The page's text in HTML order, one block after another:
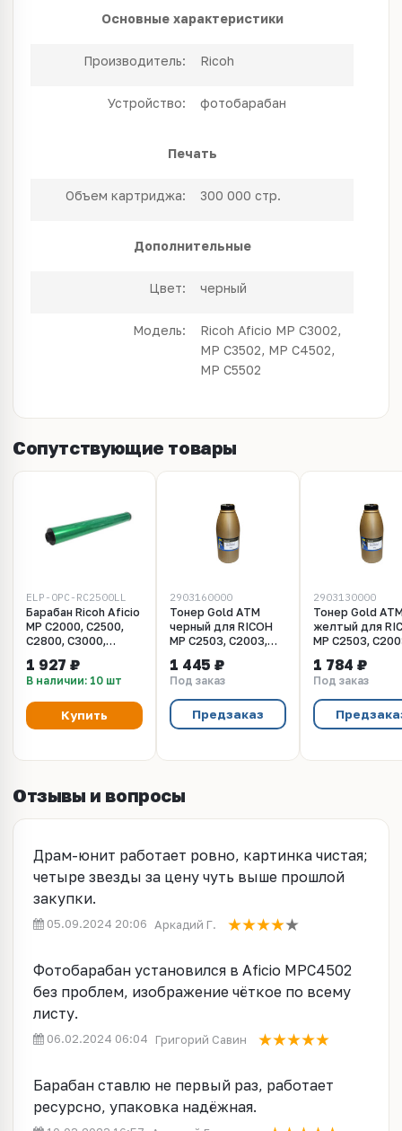
Основные характеристики
Производитель: Ricoh
Устройство: фотобарабан
Печать
Объем картриджа: 300 000 стр.
Дополнительные
Цвет: черный
Модель:
Ricoh Aficio MP C3002,
MP C3502, MP C4502,
MP C5502
Сопутствующие товары
ELP-OPC-RC2500LL
Барабан Ricoh Aficio
MP C2000, C2500,
C2800, C3000,
C5000, C3500,
C4500, C3001,
C3501, C3002,
C3502, C4501, C5501,
C4502, C5502, SP
1 927 ₽
В наличии: 10 шт
Купить
2903160000
Тонер Gold ATM
черный для RICOH
MP C2503, C2003,
C2504. Вес 350 гр.,
15K
1 445 ₽
Под заказ
Предзаказ
2903130000
Тонер Gold
желтый для
MP C2503,
C2504. Вес 270
9,5K
1 784 ₽
Под заказ
Отзывы и вопросы
Драм-юнит работает ровно, картинка чистая;
четыре звезды за цену чуть выше прошлой
закупки.
05.09.2024 20:06 Аркадий Г.
Фотобарабан установился в Aficio MPC4502
без проблем, изображение чёткое по всему
листу.
06.02.2024 06:04 Григорий Савин
Барабан ставлю не первый раз, работает
ресурсно, упаковка надёжная.